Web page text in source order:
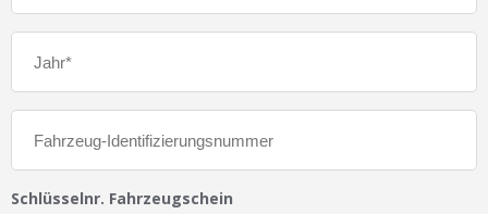
Schlüsselnr. Fahrzeugschein